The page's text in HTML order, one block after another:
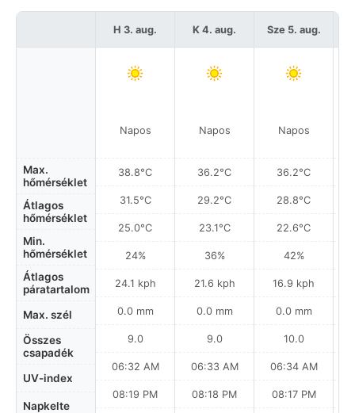
Max.
hőmérséklet
Átlagos
hőmérséklet
Min.
hőmérséklet
Átlagos
páratartalom
Max. szél
Összes
csapadék
UV-index
Napkelte
H 3. aug.
Napos
38.8°C
31.5°C
25.0°C
24%
24.1 kph
0.0 mm
9.0
06:32 AM
08:19 PM
K 4. aug.
Napos
36.2°C
29.2°C
23.1°C
36%
21.6 kph
0.0 mm
9.0
06:33 AM
08:18 PM
Sze 5. aug.
Napos
36.2°C
28.8°C
22.6°C
42%
16.9 kph
0.0 mm
10.0
06:34 AM
08:17 PM